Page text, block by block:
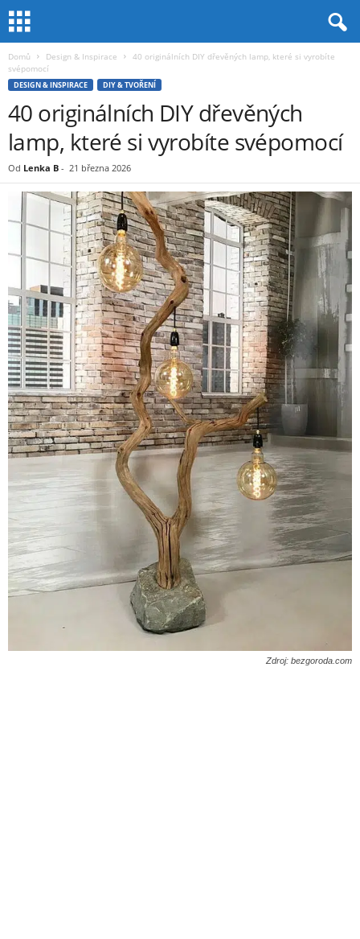
Domů Design & Inspirace
40 originálních DIY dřevěných lamp, které si vyrobíte
svépomocí
DESIGN & INSPIRACE DIY & TVOŘENÍ
40 originálních DIY dřevěných
lamp, které si vyrobíte svépomocí
Od Lenka B - 21 března 2026
Zdroj: bezgoroda.com